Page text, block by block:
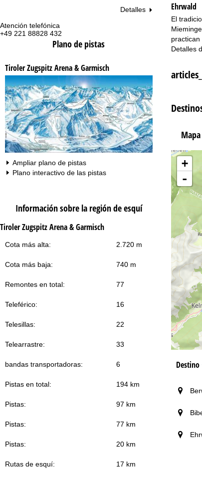
Atención telefónica
+49 221 88828 432
Detalles
Plano de pistas
Tiroler Zugspitz Arena & Garmisch
Ampliar plano de pistas
Plano interactivo de las pistas
Información sobre la región de esquí
Tiroler Zugspitz Arena & Garmisch
Cota más alta: 2.720 m
Cota más baja: 740 m
Remontes en total: 77
Teleférico: 16
Telesillas: 22
Telearrastre: 33
bandas transportadoras: 6
Pistas en total: 194 km
Pistas: 97 km
Pistas: 77 km
Pistas: 20 km
Rutas de esquí: 17 km
l
Ehrwald
El
Detalles
Mapa
+
-
Destino